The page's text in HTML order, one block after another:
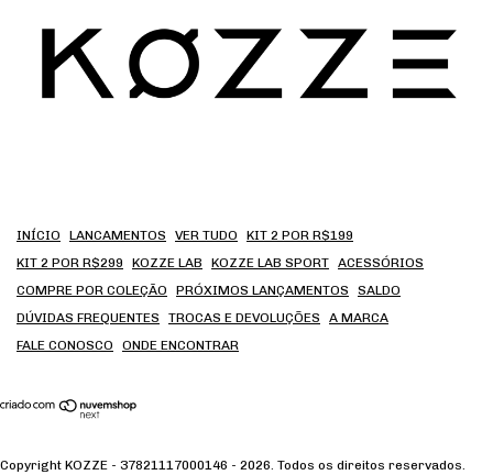
INÍCIO LANCAMENTOS VER TUDO
KIT 2 POR R$199
KIT 2 POR R$299
KOZZE LAB KOZZE LAB SPORT ACESSÓRIOS
COMPRE POR COLEÇÃO
PRÓXIMOS LANÇAMENTOS
SALDO
DÚVIDAS FREQUENTES
TROCAS E DEVOLUÇÕES
A MARCA
FALE CONOSCO
ONDE ENCONTRAR
Copyright KOZZE - 37821117000146 - 2026. Todos os direitos reservados.